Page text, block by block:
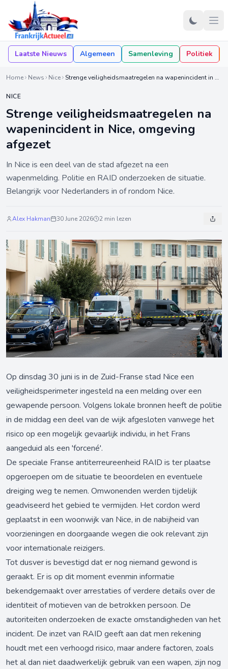
Laatste Nieuws Algemeen Samenleving Politiek
Home News Nice Strenge veiligheidsmaatregelen na wapenincident in Nice, omgeving afgezet
NICE
Strenge veiligheidsmaatregelen na
wapenincident in Nice, omgeving
afgezet
In Nice is een deel van de stad afgezet na een
wapenmelding. Politie en RAID onderzoeken de situatie.
Belangrijk voor Nederlanders in of rondom Nice.
Alex Hakman 30 June 2026 2 min lezen
Op dinsdag 30 juni is in de Zuid-Franse stad Nice een
veiligheidsperimeter ingesteld na een melding over een
gewapende persoon. Volgens lokale bronnen heeft de politie
in de middag een deel van de wijk afgesloten vanwege het
risico op een mogelijk gevaarlijk individu, in het Frans
aangeduid als een 'forcené'.
De speciale Franse antiterreureenheid RAID is ter plaatse
opgeroepen om de situatie te beoordelen en eventuele
dreiging weg te nemen. Omwonenden werden tijdelijk
geadviseerd het gebied te vermijden. Het cordon werd
geplaatst in een woonwijk van Nice, in de nabijheid van
voorzieningen en doorgaande wegen die ook relevant zijn
voor internationale reizigers.
Tot dusver is bevestigd dat er nog niemand gewond is
geraakt. Er is op dit moment evenmin informatie
bekendgemaakt over arrestaties of verdere details over de
identiteit of motieven van de betrokken persoon. De
autoriteiten onderzoeken de exacte omstandigheden van het
incident. De inzet van RAID geeft aan dat men rekening
houdt met een verhoogd risico, maar andere factoren, zoals
het al dan niet daadwerkelijk gebruik van een wapen, zijn nog